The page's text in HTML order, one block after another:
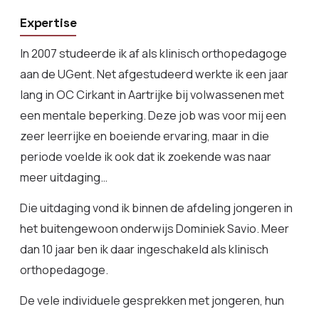
Expertise
In 2007 studeerde ik af als klinisch orthopedagoge
aan de UGent. Net afgestudeerd werkte ik een jaar
lang in OC Cirkant in Aartrijke bij volwassenen met
een mentale beperking. Deze job was voor mij een
zeer leerrijke en boeiende ervaring, maar in die
periode voelde ik ook dat ik zoekende was naar
meer uitdaging…
Die uitdaging vond ik binnen de afdeling jongeren in
het buitengewoon onderwijs Dominiek Savio. Meer
dan 10 jaar ben ik daar ingeschakeld als klinisch
orthopedagoge.
De vele individuele gesprekken met jongeren, hun